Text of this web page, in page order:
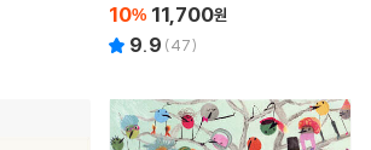
10% 11,700원
9.9 (47)